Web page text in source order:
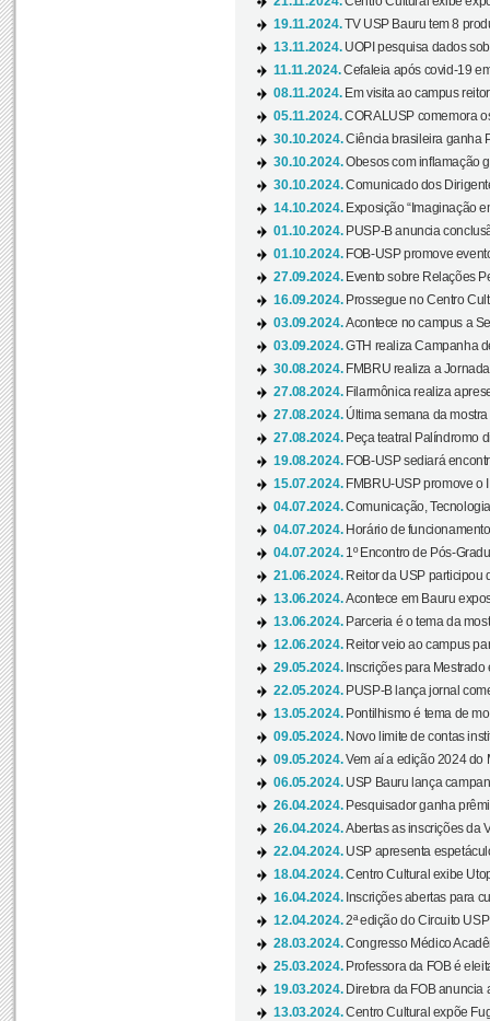
19.11.2024.TV USP Bauru tem 8
13.11.2024. UOPI pesquisa dados
11.11.2024.Cefaleia após covid-19
08.11.2024. Em visita ao campus
05.11.2024.CORALUSP comemora
30.10.2024.Ciência brasileira ganha
30.10.2024.Obesos com inflamação
30.10.2024.Comunicado dos
14.10.2024. Exposição “Imaginação
01.10.2024. PUSP-B anuncia
01.10.2024. FOB-USP promove
27.09.2024. Evento sobre Relações
16.09.2024. Prossegue no Centro
03.09.2024.Acontece no campus a
03.09.2024.GTH realiza Campanha
30.08.2024. FMBRU realiza a
27.08.2024. Filarmônica realiza
27.08.2024. Última semana da
27.08.2024. Peça teatral Palíndromo
19.08.2024. FOB-USP sediará
15.07.2024. FMBRU-USP promove o
04.07.2024.Comunicação,
04.07.2024. Horário de
04.07.2024. 1º Encontro de Pós-
21.06.2024. Reitor da USP participou
13.06.2024.Acontece em Bauru
13.06.2024. Parceria é o tema da
12.06.2024. Reitor veio ao campus
29.05.2024. Inscrições para
22.05.2024. PUSP-B lança jornal
13.05.2024. Pontilhismo é tema de
09.05.2024. Novo limite de contas
09.05.2024.Vem aí a edição 2024 do
06.05.2024. USP Bauru lança
26.04.2024. Pesquisador ganha
26.04.2024.Abertas as inscrições da
22.04.2024. USP apresenta
18.04.2024.Centro Cultural exibe
16.04.2024. Inscrições abertas para
12.04.2024.2ª edição do Circuito
28.03.2024.Congresso Médico
25.03.2024. Professora da FOB é
19.03.2024. Diretora da FOB anuncia
13.03.2024.Centro Cultural expõe